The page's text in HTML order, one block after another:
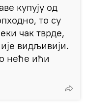
купују од
то су
чак тврде,
видљивији.
неће ићи